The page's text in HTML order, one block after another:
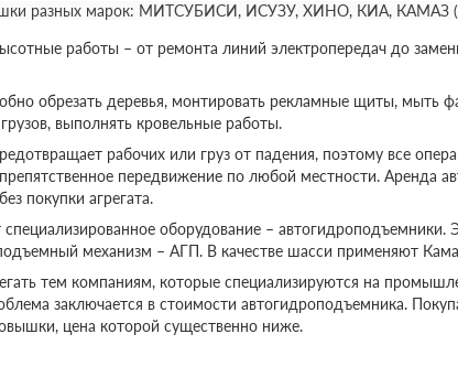
разных марок: МИТСУБИСИ, ИСУЗУ, ХИНО, КИА, КАМАЗ (
работы – от ремонта линий электропередач до
обрезать деревья, монтировать рекламные щиты, мыть
выполнять кровельные работы.
рабочих или груз от падения, поэтому все
передвижение по любой местности.
покупки агрегата.
оборудование – автогидроподъемники.
механизм – АГП. В качестве шасси применяют
тем компаниям, которые специализируются на
заключается в стоимости автогидроподъемника.
цена которой существенно ниже.